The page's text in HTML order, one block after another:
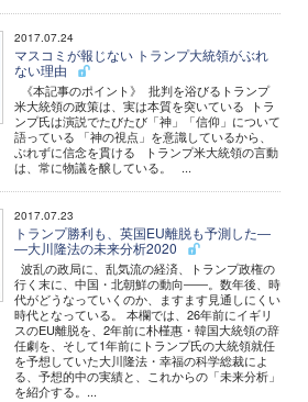
2017.07.24
マスコミが報じない トランプ大統領がぶれ
ない理由
《本記事のポイント》 批判を浴びるトランプ
米大統領の政策は、実は本質を突いている トラ
ンプ氏は演説でたびたび「神」「信仰」について
語っている 「神の視点」を意識しているから、
ぶれずに信念を貫ける トランプ米大統領の言動
は、常に物議を醸している。 ...
2017.07.23
トランプ勝利も、英国EU離脱も予測した―
―大川隆法の未来分析2020
波乱の政局に、乱気流の経済、トランプ政権の
行く末に、中国・北朝鮮の動向――。数年後、時
代がどうなっていくのか、ますます見通しにくい
時代となっている。 本欄では、26年前にイギリ
スのEU離脱を、2年前に朴槿惠・韓国大統領の辞
任劇を、そして1年前にトランプ氏の大統領就任
を予想していた大川隆法・幸福の科学総裁によ
る、予想的中の実績と、これからの「未来分析」
を紹介する。...